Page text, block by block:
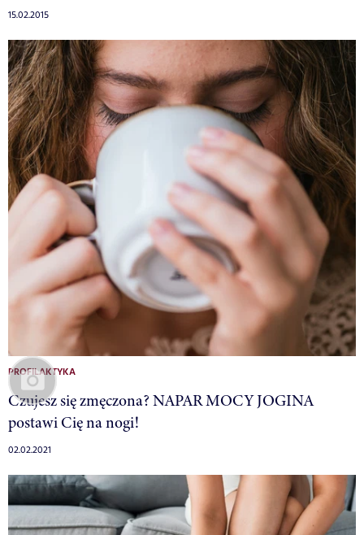
15.02.2015
PROFILAKTYKA
Czujesz się zmęczona? NAPAR MOCY JOGINA
postawi Cię na nogi!
02.02.2021